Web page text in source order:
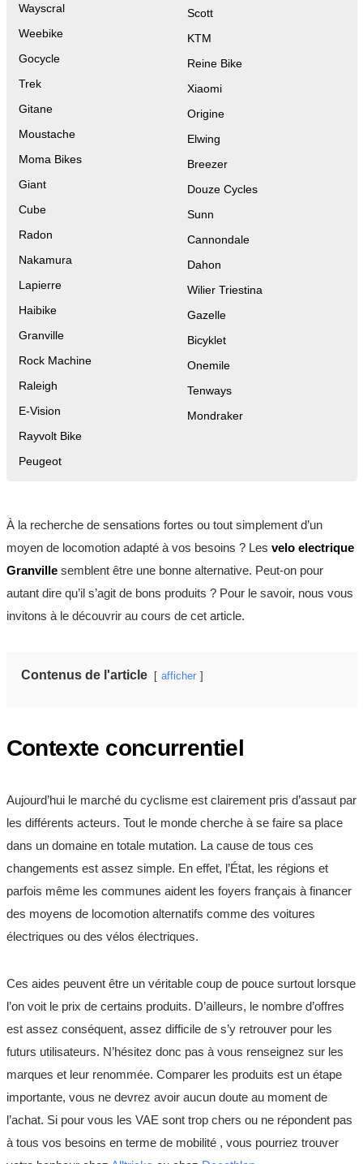
Wayscral
Weebike
Gocycle
Trek
Gitane
Moustache
Moma Bikes
Giant
Cube
Radon
Nakamura
Lapierre
Haibike
Granville
Rock Machine
Raleigh
E-Vision
Rayvolt Bike
Peugeot
Scott
KTM
Reine Bike
Xiaomi
Origine
Elwing
Breezer
Douze Cycles
Sunn
Cannondale
Dahon
Wilier Triestina
Gazelle
Bicyklet
Onemile
Tenways
Mondraker
À la recherche de sensations fortes ou tout simplement d’un
moyen de locomotion adapté à vos besoins ? Les velo electrique
Granvillesemblent être une bonne alternative. Peut-on pour
autant dire qu’il s’agit de bons produits ? Pour le savoir, nous vous
invitons à le découvrir au cours de cet article.
Contenus de l'article afficher
Contexte concurrentiel
Aujourd’hui le marché du cyclisme est clairement pris d’assaut par
les différents acteurs. Tout le monde cherche à se faire sa place
dans un domaine en totale mutation. La cause de tous ces
changements est assez simple. En effet, l’État, les régions et
parfois même les communes aident les foyers français à financer
des moyens de locomotion alternatifs comme des voitures
électriques ou des vélos électriques.
Ces aides peuvent être un véritable coup de pouce surtout lorsque
l’on voit le prix de certains produits. D’ailleurs, le nombre d’offres
est assez conséquent, assez difficile de s’y retrouver pour les
futurs utilisateurs. N’hésitez donc pas à vous renseignez sur les
marques et leur renommée. Comparer les produits est un étape
importante, vous ne devrez avoir aucun doute au moment de
l’achat. Si pour vous les VAE sont trop chers ou ne répondent pas
à tous vos besoins en terme de mobilité , vous pourriez trouver